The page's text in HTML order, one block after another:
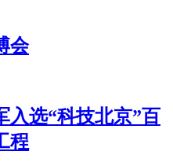
会
入选“科技北京”百
程